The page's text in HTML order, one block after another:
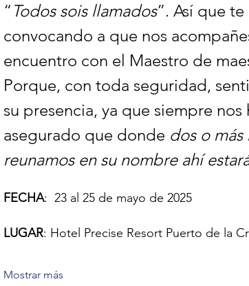
“ Todos sois llamados”. Así que
convocando a que nos
encuentro con el Maestro de
Porque, con toda seguridad,
su presencia, ya que siempre nos
asegurado que donde dos o más
reunamos en su nombre ahí
FECHA:  23 al 25 de mayo de 2025
LUGAR: Hotel Precise Resort Puerto de la
Mostrar más